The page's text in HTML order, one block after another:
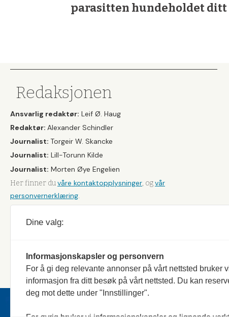
parasitten hundeholdet ditt
Redaksjonen
Ansvarlig redaktør: Leif Ø. Haug
Redaktør: Alexander Schindler
Journalist: Torgeir W. Skancke
Journalist: Lill-Torunn Kilde
Journalist: Morten Øye Engelien
Her finner duvåre kontaktopplysninger, ogvår
personvernerklæring.
Jakt & Fiske er landets
eksemplarer. Bladet er en
Dine valg:
Informasjonskapsler og personvern
For å gi deg relevante annonser på vårt nettsted bruker
informasjon fra ditt besøk på vårt nettsted. Du kan
deg mot dette under "Innstillinger".